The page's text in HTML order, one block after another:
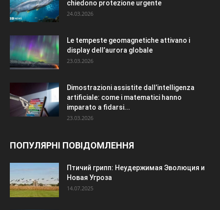
chiedono protezione urgente
24.03.2026
Le tempeste geomagnetiche attivano i
display dell’aurora globale
23.03.2026
Dimostrazioni assistite dall’intelligenza
artificiale: come i matematici hanno
imparato a fidarsi...
23.03.2026
ПОПУЛЯРНІ ПОВІДОМЛЕННЯ
Птичий грипп: Неудержимая Эволюция и
Новая Угроза
14.07.2025